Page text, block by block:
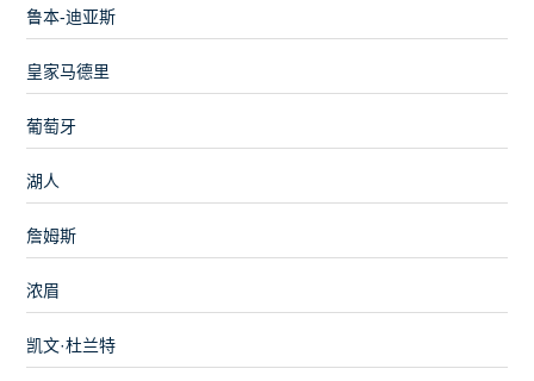
鲁本-迪亚斯
皇家马德里
葡萄牙
湖人
詹姆斯
浓眉
凯文·杜兰特